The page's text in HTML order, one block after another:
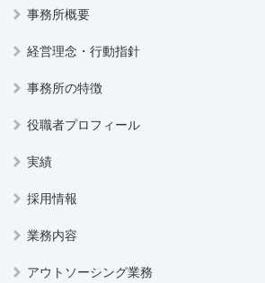
事務所概要
経営理念・行動指針
事務所の特徴
役職者プロフィール
実績
採用情報
業務内容
アウトソーシング業務